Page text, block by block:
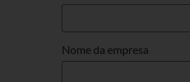
Nome da empresa